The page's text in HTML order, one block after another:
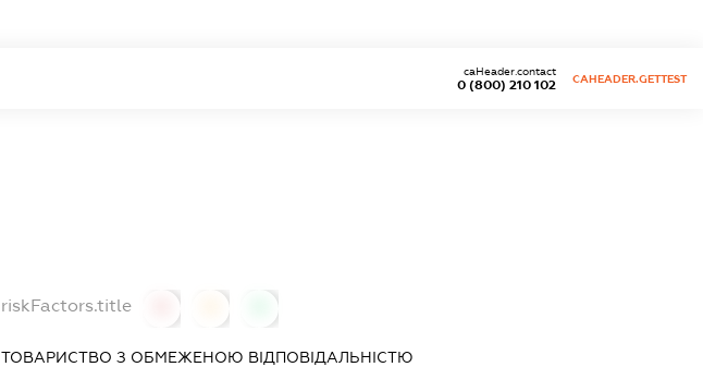
0 (800) 210 102
caHeader.contact
CAHEADER.GETTEST
riskFactors.title
ТОВАРИСТВО З ОБМЕЖЕНОЮ ВІДПОВІДАЛЬНІСТЮ